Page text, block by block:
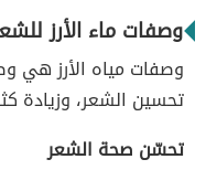
وصفات ماء الأرز
وصفات مياه الأرز هي
تحسين الشعر، وزيادة
تحسّن صحة الشعر